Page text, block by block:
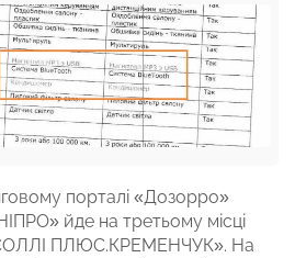
порталі «Дозорро»
йде на третьому місці
ПЛЮС.КРЕМЕНЧУК». На